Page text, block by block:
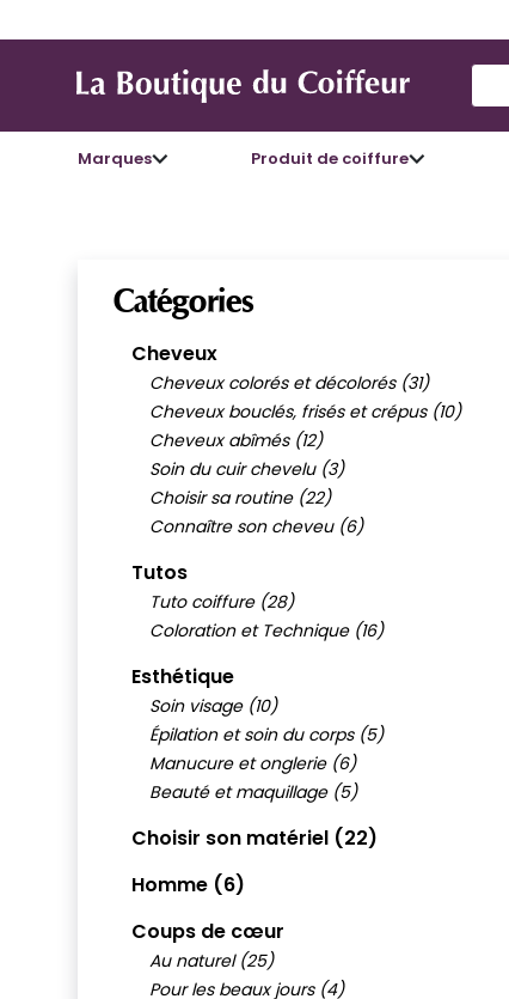
Marques Produit de coiffure
Catégories
Cheveux
Cheveux colorés et décolorés (31)
Cheveux bouclés, frisés et crépus (10)
Cheveux abîmés (12)
Soin du cuir chevelu (3)
Choisir sa routine (22)
Connaître son cheveu (6)
Tutos
Tuto coiffure (28)
Coloration et Technique (16)
Esthétique
Soin visage (10)
Épilation et soin du corps (5)
Manucure et onglerie (6)
Beauté et maquillage (5)
Choisir son matériel (22)
Homme (6)
Coups de cœur
Au naturel (25)
Pour les beaux jours (4)